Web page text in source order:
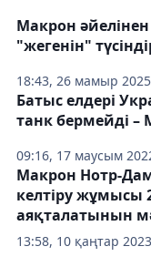
18:43, 26 мамыр 2025
Макрон
"жегенін"
09:16, 17 маусым
Батыс елдері
танк бермейді –
13:58, 10 қаңтар 2023
Макрон Нотр-
келтіру жұмысы
аяқталатынын